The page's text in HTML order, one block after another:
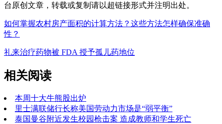
台 原创文章，转载或复制请以超链接形式并注明出处。
如何掌握农村房产面积的计算方法？这些方法怎样确保准确
性？
礼来治疗药物被 FDA 授予孤儿药地位
相关阅读
本周十大牛熊股出炉
里士满联储行长称美国劳动力市场是“弱平衡”
泰国曼谷附近发生校园枪击案 造成教师和学生死亡